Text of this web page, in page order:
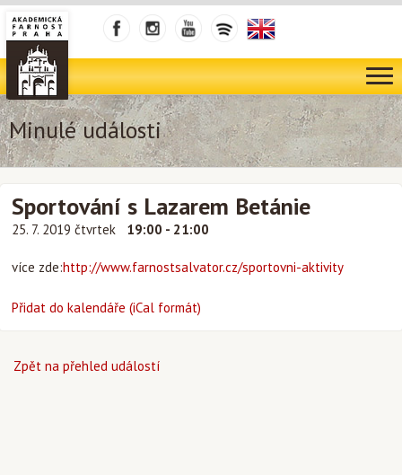
Minulé události
Sportování s Lazarem Betánie
25. 7. 2019 čtvrtek 19:00 - 21:00
více zde:http://www.farnostsalvator.cz/sportovni-aktivity
Přidat do kalendáře (iCal formát)
Zpět na přehled událostí